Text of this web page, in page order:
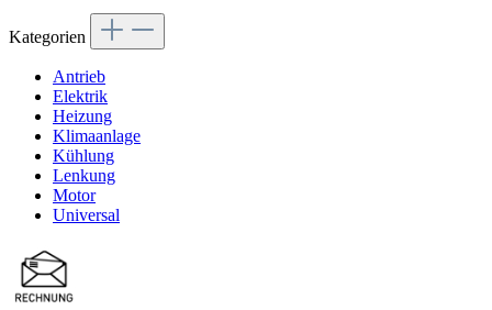
Kategorien
Antrieb
Elektrik
Heizung
Klimaanlage
Kühlung
Lenkung
Motor
Universal